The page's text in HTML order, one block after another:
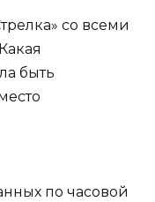
со всеми
быть
по часовой